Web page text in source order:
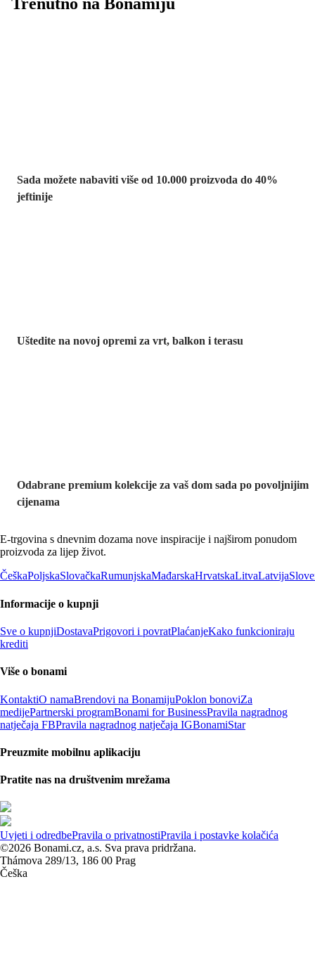
Sada možete nabaviti više od 10.000 proizvoda do 40%
jeftinije
Uštedite na novoj opremi za vrt, balkon i terasu
Odabrane premium kolekcije za vaš dom sada po povoljnijim
cijenama
E-trgovina s dnevnim dozama nove inspiracije i najširom ponudom
proizvoda za lijep život.
ČeškaPoljskaSlovačkaRumunjskaMađarskaHrvatskaLitvaLatvija
Informacije o kupnji
Sve o kupnjiDostavaPrigovori i povratPlaćanjeKako funkcioniraju
krediti
Više o bonami
KontaktiO namaBrendovi na BonamijuPoklon bonoviZa
medijePartnerski programBonami for BusinessPravila nagradnog
natječaja FBPravila nagradnog natječaja IGBonamiStar
Preuzmite mobilnu aplikaciju
Pratite nas na društvenim mrežama
Uvjeti i odredbePravila o privatnostiPravila i postavke kolačića
©2026 Bonami.cz, a.s. Sva prava pridržana.
Thámova 289/13, 186 00 Prag
Češka